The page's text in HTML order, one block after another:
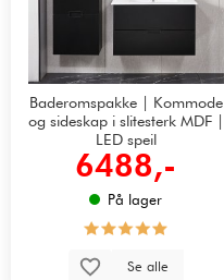
Baderomspakke | Kommode
og sideskap i slitesterk MDF |
LED speil
6488,-
På lager
Se alle